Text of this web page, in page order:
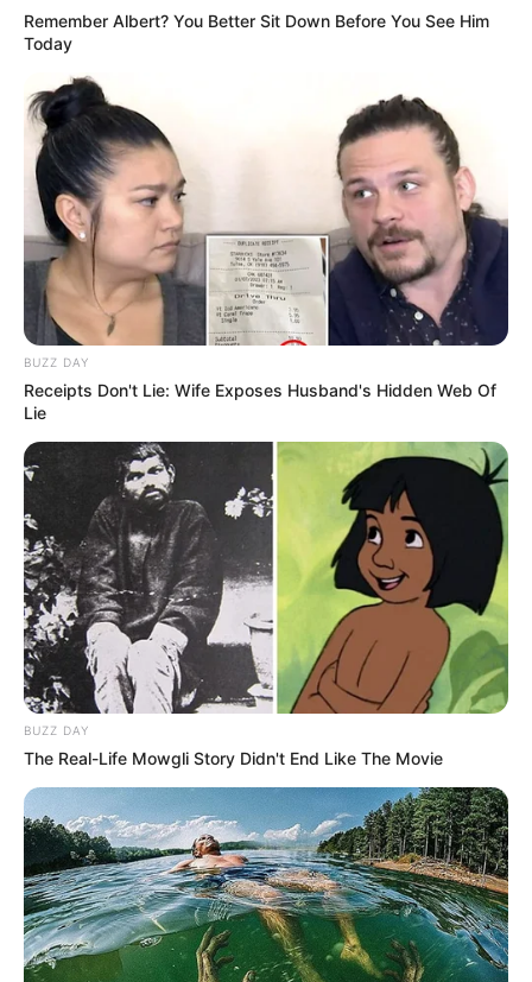
TOVÁBBI LEHETŐSÉGEK
OK, ELFOGADOM